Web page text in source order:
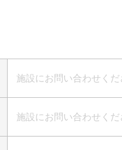
施設にお問い合わせくだ
施設にお問い合わせくだ